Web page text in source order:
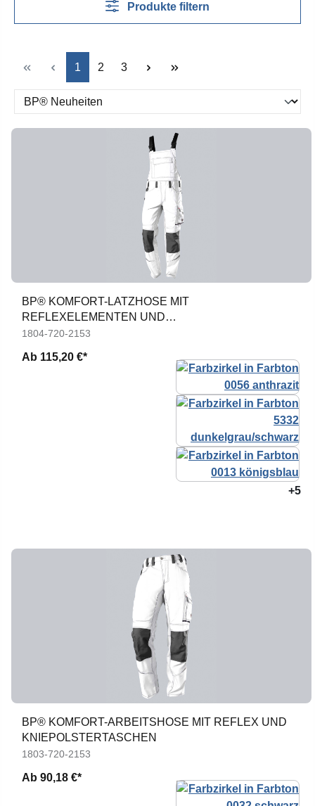
Produkte filtern
Seite
1 Seite
2 Seite
3
BP® KOMFORT-LATZHOSE MIT
REFLEXELEMENTEN UND
KNIEPOLSTERTASCHEN
1804-720-2153
Ab 115,20 €*
+5
BP® KOMFORT-ARBEITSHOSE MIT REFLEX UND
KNIEPOLSTERTASCHEN
1803-720-2153
Ab 90,18 €*